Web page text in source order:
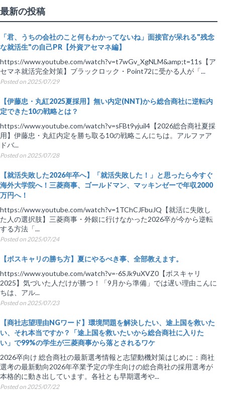
最新の投稿
「君、うちの会社のこと何もわかってないね」面接官が呆れる"残念
な就活生"の自己PR【外資アセマネ編】
https://www.youtube.com/watch?v=t7wGv_XgNLM&amp;t=11s【ア
セマネ就活完全対策】ブラックロック・Point72に受かる人が「...
Posted on 2025/07/29
【伊藤忠・丸紅2025夏採用】無い内定(NNT)から総合商社に逆転内
定できた10の戦略とは？
https://www.youtube.com/watch?v=sFBt9yjuil4【2026総合商社夏採
用】伊藤忠・丸紅内定を勝ち取る10の戦略こんにちは。アルファア
ドバ...
Posted on 2025/07/28
【就活失敗した2026年卒へ】「就活失敗した！」と思ったら今すぐ
海外大学院へ！三菱商事、ゴールドマン、マッキンゼーで年収2000
万円へ！
https://www.youtube.com/watch?v=1TChCJFbuJQ【就活に失敗し
た人の選択肢】三菱商事・外銀に行けなかった2026卒が今から逆転
する方法「...
Posted on 2025/07/24
【ボスキャリの勝ち方】夏にやるべき事、全部教えます。
https://www.youtube.com/watch?v=-6SJk9uXVZ0【ボスキャリ
2025】気づいた人だけが勝つ！「9月から準備」では遅い理由こんに
ちは、アル...
Posted on 2025/07/23
【商社志望理由NGワード】環境問題を解決したい、途上国を救いた
い、それ本当ですか？「途上国を救いたいから総合商社に入りた
い」で99%の学生が三菱商事から落とされるワケ
2026卒向け 総合商社の最新選考情報と志望動機対策はじめに：商社
選考の最新動向2026年卒業予定の学生向けの総合商社の採用選考が
本格的に動き出しています。各社とも早期選考や...
Posted on 2025/07/22